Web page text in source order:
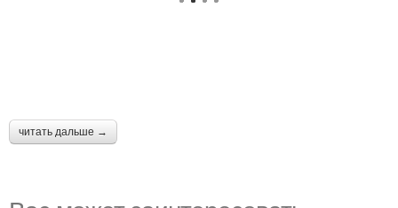
читать дальше →